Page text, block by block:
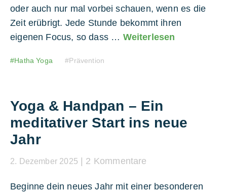
oder auch nur mal vorbei schauen, wenn es die
Zeit erübrigt. Jede Stunde bekommt ihren
eigenen Focus, so dass … Weiterlesen
Hatha Yoga Prävention
Yoga & Handpan – Ein
meditativer Start ins neue
Jahr
2. Dezember 2025 2 Kommentare
Beginne dein neues Jahr mit einer besonderen